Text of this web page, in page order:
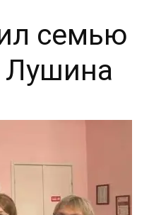
Морской
семью
Лушина